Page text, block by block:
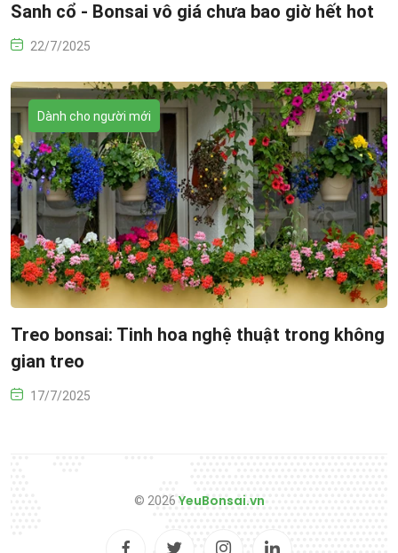
Sanh cổ - Bonsai vô giá chưa bao giờ hết hot
22/7/2025
Dành cho người mới
Treo bonsai: Tinh hoa nghệ thuật trong không
gian treo
17/7/2025
© 2026 YeuBonsai.vn